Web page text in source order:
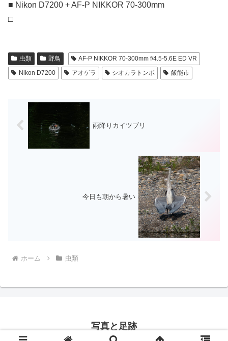
■ Nikon D7200 + AF-P NIKKOR 70-300mm
□
虫類 野鳥
AF-P NIKKOR 70-300mm f/4.5-5.6E ED VR
Nikon D7200
アオゲラ シオカラトンボ 飯能市
雨降りカイツブリ
今日も朝から暑い
ホーム 虫類
写真と足跡